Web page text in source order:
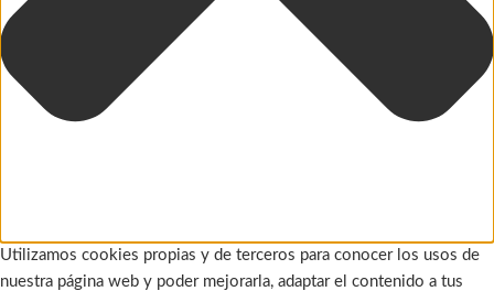
Utilizamos cookies propias y de terceros para conocer los usos de
nuestra página web y poder mejorarla, adaptar el contenido a tus